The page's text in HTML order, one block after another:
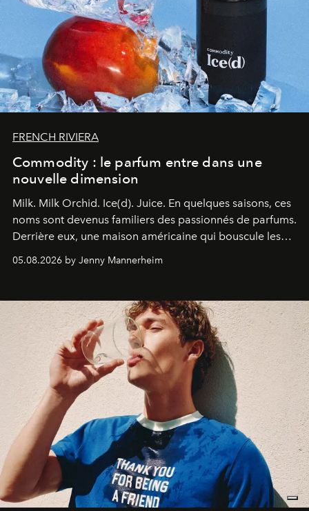
FRENCH RIVIERA
Commodity : le parfum entre dans une
nouvelle dimension
Milk. Milk Orchid. Ice(d). Juice. En quelques saisons, ces
noms sont devenus familiers des passionnés de parfums.
Derrière eux, une maison américaine qui bouscule les
codes de la parfumerie contemporaine en proposant
une approche aussi intuitive que personnelle :
05.08.2026 by Jenny Mannerheim